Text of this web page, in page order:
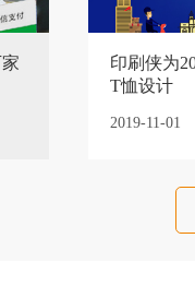
印刷侠为
T恤设计
2019-11-01